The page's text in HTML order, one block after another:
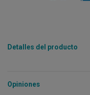
Detalles del producto
Opiniones